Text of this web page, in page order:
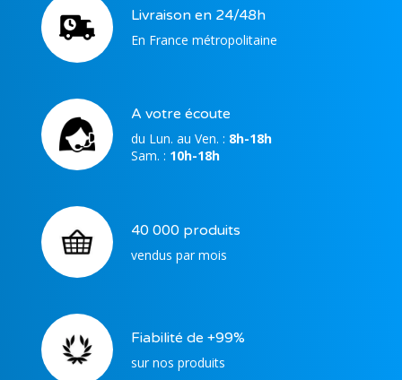
Livraison en 24/48h
En France métropolitaine
A votre écoute
du Lun. au Ven. : 8h-18h
Sam. : 10h-18h
40 000 produits
vendus par mois
Fiabilité de +99%
sur nos produits